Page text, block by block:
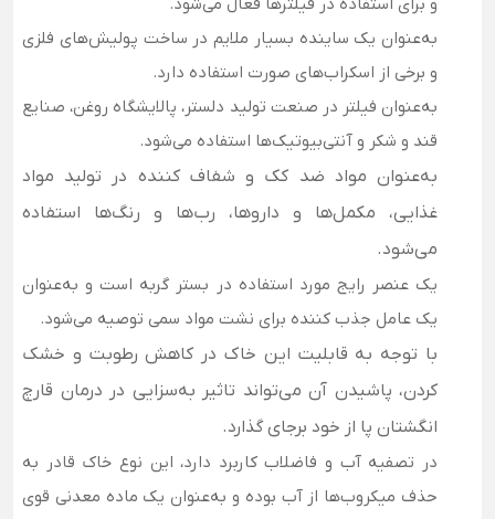
و برای استفاده در فیلترها فعال می‌شود.
به‌عنوان یک ساینده بسیار ملایم در ساخت پولیش‌های فلزی
و برخی از اسکراب‌های صورت استفاده دارد.
به‌عنوان فیلتر در صنعت تولید دلستر، پالایشگاه روغن، صنایع
قند و شکر و آنتی‌بیوتیک‌ها استفاده می‌شود.
به‌عنوان مواد ضد کک و شفاف کننده در تولید مواد
غذایی، مکمل‌ها و داروها، رب‌ها و رنگ‌ها استفاده
می‌شود.
یک عنصر رایج مورد استفاده در بستر گربه است و به‌عنوان
یک عامل جذب کننده برای نشت مواد سمی توصیه می‌شود.
با توجه به قابلیت این خاک در کاهش رطوبت و خشک
کردن، پاشیدن آن می‌تواند تاثیر به‌سزایی در درمان قارچ
انگشتان پا از خود برجای گذارد.
در تصفیه آب و فاضلاب کاربرد دارد، این نوع خاک قادر به
حذف میکروب‌ها از آب بوده و به‌عنوان یک ماده معدنی قوی